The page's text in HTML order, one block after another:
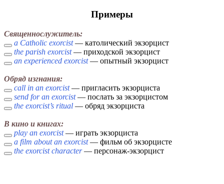
Примеры
Священнослужитель:
a Catholic exorcist— католический экзорцист
the parish exorcist— приходской экзорцист
an experienced exorcist— опытный экзорцист
Обряд изгнания:
call in an exorcist— пригласить экзорциста
send for an exorcist— послать за экзорцистом
the exorcist’s ritual — обряд экзорциста
В кино и книгах:
play an exorcist— играть экзорциста
a film about an exorcist— фильм об экзорцисте
the exorcist character— персонаж-экзорцист